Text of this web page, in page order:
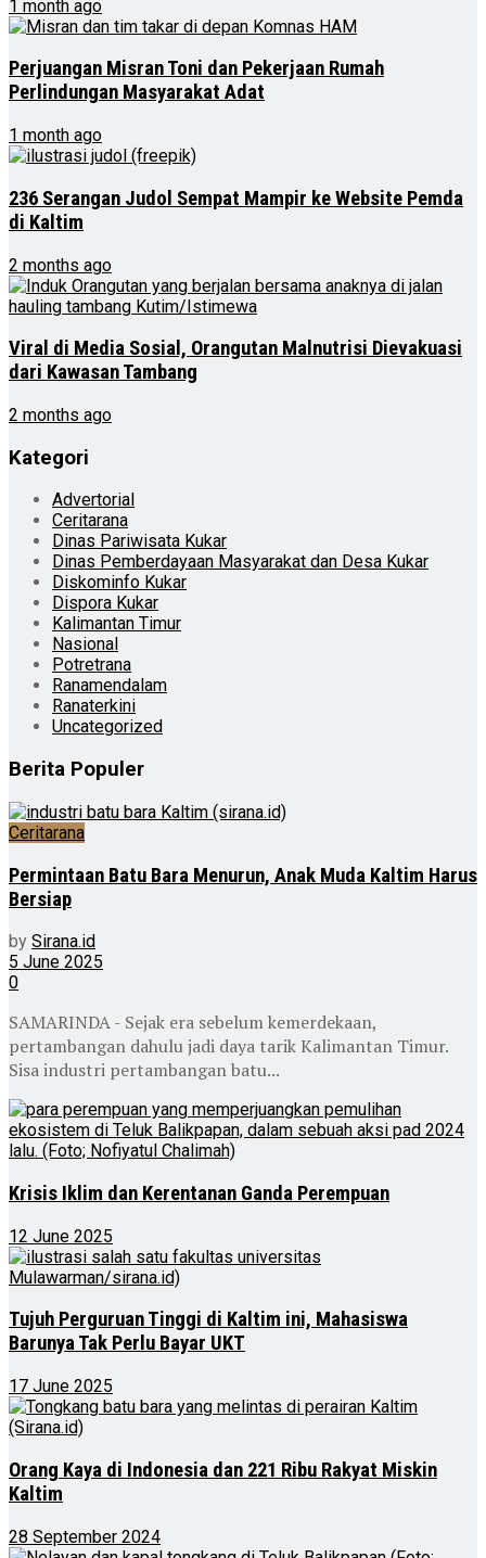
1 month ago
Perjuangan Misran Toni dan Pekerjaan Rumah
Perlindungan Masyarakat Adat
1 month ago
236 Serangan Judol Sempat Mampir ke Website Pemda
di Kaltim
2 months ago
Viral di Media Sosial, Orangutan Malnutrisi Dievakuasi
dari Kawasan Tambang
2 months ago
Kategori
Advertorial
Ceritarana
Dinas Pariwisata Kukar
Dinas Pemberdayaan Masyarakat dan Desa Kukar
Diskominfo Kukar
Dispora Kukar
Kalimantan Timur
Nasional
Potretrana
Ranamendalam
Ranaterkini
Uncategorized
Berita Populer
Ceritarana
Permintaan Batu Bara Menurun, Anak Muda Kaltim Harus
Bersiap
by Sirana.id
5 June 2025
0
SAMARINDA - Sejak era sebelum kemerdekaan,
pertambangan dahulu jadi daya tarik Kalimantan Timur.
Sisa industri pertambangan batu...
Krisis Iklim dan Kerentanan Ganda Perempuan
12 June 2025
Tujuh Perguruan Tinggi di Kaltim ini, Mahasiswa
Barunya Tak Perlu Bayar UKT
17 June 2025
Orang Kaya di Indonesia dan 221 Ribu Rakyat Miskin
Kaltim
28 September 2024